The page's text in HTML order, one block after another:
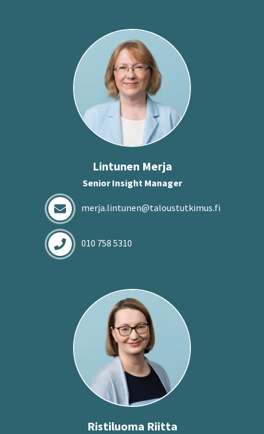
Lin­tu­nen Merja
Senior Insight Manager
merja.lintunen@taloustutkimus.fi
010 758 5310
Ris­ti­luo­ma Riit­ta